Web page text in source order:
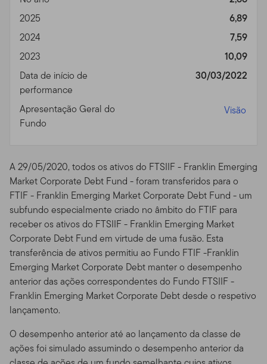
2025
6,89
2024
7,59
2023
10,09
Data de início de
performance
30/03/2022
Apresentação Geral do
Fundo
Visão
A 29/05/2020, todos os ativos do FTSIIF - Franklin Emerging
Market Corporate Debt Fund - foram transferidos para o
FTIF - Franklin Emerging Market Corporate Debt Fund - um
subfundo especialmente criado no âmbito do FTIF para
receber os ativos do FTSIIF - Franklin Emerging Market
Corporate Debt Fund em virtude de uma fusão. Esta
transferência de ativos permitiu ao Fundo FTIF -Franklin
Emerging Market Corporate Debt manter o desempenho
anterior das ações correspondentes do Fundo FTSIIF -
Franklin Emerging Market Corporate Debt desde o respetivo
lançamento.
O desempenho anterior até ao lançamento da classe de
ações foi simulado assumindo o desempenho anterior da
possuem riscos adicionais como a moeda, a volatilidade
do mercado e as instabilidades políticas e sociais. Esses
riscos e outros riscos particulares a que os fundos estão
sujeitos, como os especializados por setor da indústria
ou uso de títulos complexos, estão discutidos nos
prospectos de cada fundo.
Privacidade, Transmissão
Comunicação Não
Solicitada e
Monitoramento do Uso
Política de Privacidade.Para investidores individuais
de nossos Fundos, por favor leia nossa Política de
Privacidade para um resumo sobre as informações
pessoais privadas que podemos coletar e manter sobre
investidores atuais ou anteriores; nossa política com
respeito ao uso desta informação; e as medidas que
tomamos para resguardar a informação.
Transmissão de Informação Pessoal.Seu uso do Site
pode envolver a transmissão de informação, incluindo